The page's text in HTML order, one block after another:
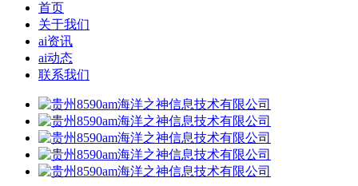
首页
关于我们
ai资讯
ai动态
联系我们